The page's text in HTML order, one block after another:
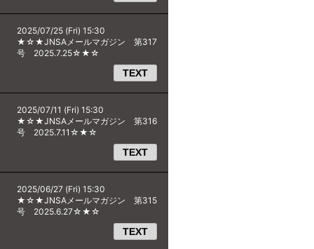
2025/07/25 (Fri) 15:30
★☆★JNSAメールマガジン 第317
号 2025.7.25☆★☆
TEXT
2025/07/11 (Fri) 15:30
★☆★JNSAメールマガジン 第316
号 2025.7.11☆★☆
TEXT
2025/06/27 (Fri) 15:30
★☆★JNSAメールマガジン 第315
号 2025.6.27☆★☆
TEXT